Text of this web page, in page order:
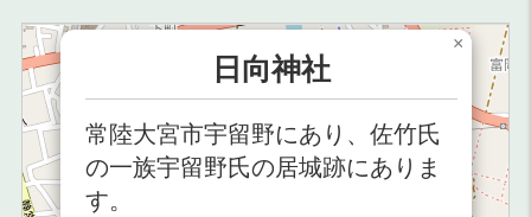
日向神社
常陸大宮市宇留野にあり、佐竹氏
の一族宇留野氏の居城跡にありま
す。
×